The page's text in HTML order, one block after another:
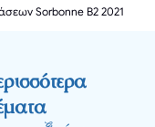
Sorbonne B2 2021